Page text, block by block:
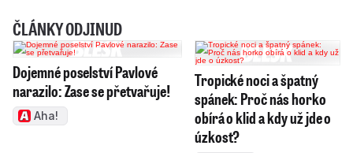
ČLÁNKY ODJINUD
Dojemné poselství Pavlové
narazilo: Zase se přetvařuje!
Aha!
Tropické noci a špatný
spánek: Proč nás horko
obírá o klid a kdy už jde o
úzkost?